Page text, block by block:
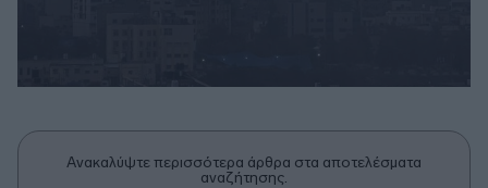
Ανακαλύψτε περισσότερα άρθρα στα αποτελέσματα
αναζήτησης.